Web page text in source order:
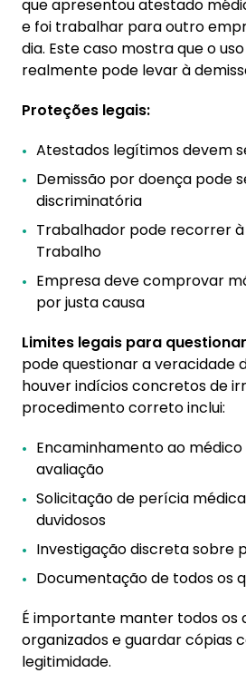
que apresentou atestado
e foi trabalhar para outro
dia. Este caso mostra que o
realmente pode levar à
Proteções legais:
Atestados legítimos devem
Demissão por doença pode
discriminatória
Trabalhador pode recorrer
Trabalho
Empresa deve comprovar
por justa causa
Limites legais para
pode questionar a veracidade
houver indícios concretos de
procedimento correto inclui:
Encaminhamento ao
avaliação
Solicitação de perícia
duvidosos
Investigação discreta sobre
Documentação de todos os
É importante manter todos os
organizados e guardar cópias
legitimidade.